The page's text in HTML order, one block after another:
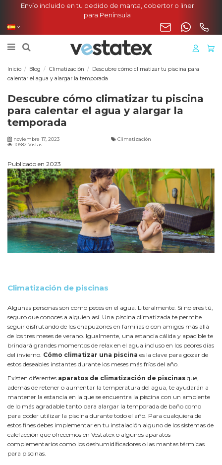
Envío incluido en tu pedido de manta, cobertor o liner
para Península
Inicio Blog Climatización
Descubre cómo climatizar tu piscina para
calentar el agua y alargar la temporada
Descubre cómo climatizar tu piscina
para calentar el agua y alargar la
temporada
noviembre 17, 2023
Climatización
10682 Vistas
Publicado en 2023
Climatización de piscinas
Algunas personas son como peces en el agua. Literalmente. Si no eres tú,
seguro que conoces a alguien así. Una piscina climatizada te permite
seguir disfrutando de los chapuzones en familias o con amigos más allá
de los tres meses de verano. Igualmente, una estancia cálida y apacible te
brindará grandes momentos de relax en el agua incluso en los peores días
del invierno. Cómo climatizar una piscina es la clave para gozar de
estos deseables instantes durante los meses más fríos del año.
Existen diferentes aparatos de climatización de piscinas que,
además de retener o aumentar la temperatura del agua, te ayudarán a
mantener la estancia en la que se encuentra la piscina con un ambiente
de lo más agradable tanto para alargar la temporada de baño como
para poder utilizar la piscina durante todo el año. Para cualquiera de
estos fines debes implementar en tu instalación alguno de los sistemas de
calefacción que ofrecemos en Vestatex o algunos aparatos
complementarios como los deshumidificadores o las mantas térmicas
para piscinas.